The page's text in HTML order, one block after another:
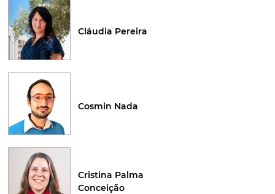
Cláudia Pereira
Cosmin Nada
Cristina Palma
Conceição